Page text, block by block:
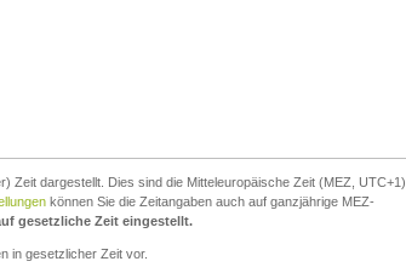
Zeit dargestellt. Dies sind die Mitteleuropäische Zeit (MEZ, UTC+1)
können Sie die Zeitangaben auch auf ganzjährige MEZ-
gesetzliche Zeit eingestellt.
in gesetzlicher Zeit vor.